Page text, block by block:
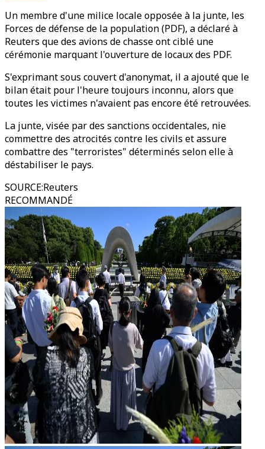
Un membre d'une milice locale opposée à la junte, les
Forces de défense de la population (PDF), a déclaré à
Reuters que des avions de chasse ont ciblé une
cérémonie marquant l'ouverture de locaux des PDF.
S'exprimant sous couvert d'anonymat, il a ajouté que le
bilan était pour l'heure toujours inconnu, alors que
toutes les victimes n'avaient pas encore été retrouvées.
La junte, visée par des sanctions occidentales, nie
commettre des atrocités contre les civils et assure
combattre des "terroristes" déterminés selon elle à
déstabiliser le pays.
SOURCE:Reuters
RECOMMANDÉ